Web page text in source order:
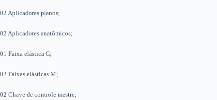
02 Aplicadores planos;
02 Aplicadores anatômicos;
01 Faixa elástica G;
02 Faixas elásticas M;
02 Chave de controle mestre;